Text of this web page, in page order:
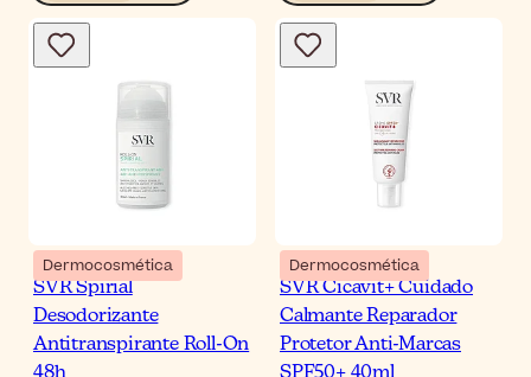
Dermocosmética
SVR Spirial
Desodorizante
Antitranspirante Roll-On
48h
Dermocosmética
SVR Cicavit+ Cuidado
Calmante Reparador
Protetor Anti-Marcas
SPF50+ 40ml